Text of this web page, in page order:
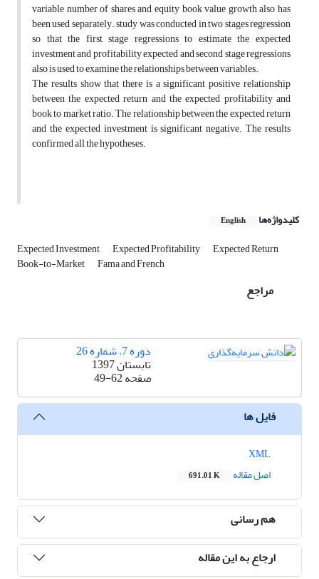
variable number of shares and equity book value growth also has
been used separately. study was conducted in two stages regression
so that the first stage regressions to estimate the expected
investment and profitability expected and second stage regressions
also is used to examine the relationships between variables.
The results show that there is a significant positive relationship
between the expected return and the expected profitability and
book to market ratio. The relationship between the expected return
and the expected investment is significant negative. The results
confirmed all the hypotheses.
کلیدواژه‌ها English
Expected Investment Expected Profitability Expected Return
Book-to-Market Fama and French
مراجع
دوره 7، شماره 26
تابستان 1397
صفحه49-62
فایل ها
اصل مقاله
691.01 K
هم رسانی
ارجاع به این مقاله